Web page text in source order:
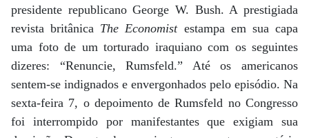
presidente republicano George W. Bush. A prestigiada
revista britânica The Economistestampa em sua capa
uma foto de um torturado iraquiano com os seguintes
dizeres: “Renuncie, Rumsfeld.” Até os americanos
sentem-se indignados e envergonhados pelo episódio. Na
sexta-feira 7, o depoimento de Rumsfeld no Congresso
foi interrompido por manifestantes que exigiam sua